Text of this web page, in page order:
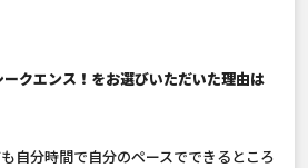
クエンス！をお選びいただいた理由は
自分時間で自分のペースでできるところ